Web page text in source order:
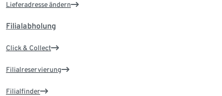
Lieferadresse ändern
Filialabholung
Click & Collect
Filialreservierung
Filialfinder